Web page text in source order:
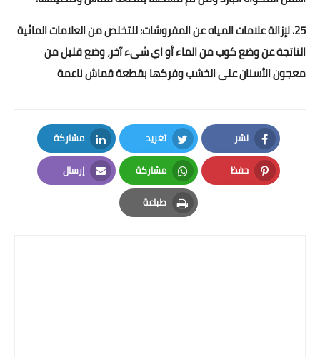
25. لإزالة علامات المياه عن المفروشات: للتخلص من العلامات المائية
الناتجة عن وضع كوب من الماء أو اي شيء آخر، وضع قليل من
معجون الأسنان على الخشب وفركها بقطعة قماش ناعمة
نشر
Facebook
تغريد
Twitter
مشاركة
LinkedIn
حفظ
Pinterest
مشاركة
Whatsapp
إرسال
Email
طباعة
Print